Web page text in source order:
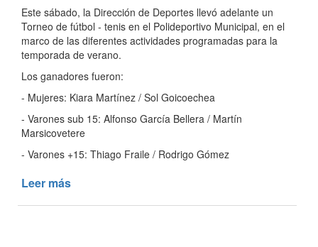
Este sábado, la Dirección de Deportes llevó adelante un
Torneo de fútbol - tenis en el Polideportivo Municipal, en el
marco de las diferentes actividades programadas para la
temporada de verano.
Los ganadores fueron:
- Mujeres: Kiara Martínez / Sol Goicoechea
- Varones sub 15: Alfonso García Bellera / Martín
Marsicovetere
- Varones +15: Thiago Fraile / Rodrigo Gómez
Leer más